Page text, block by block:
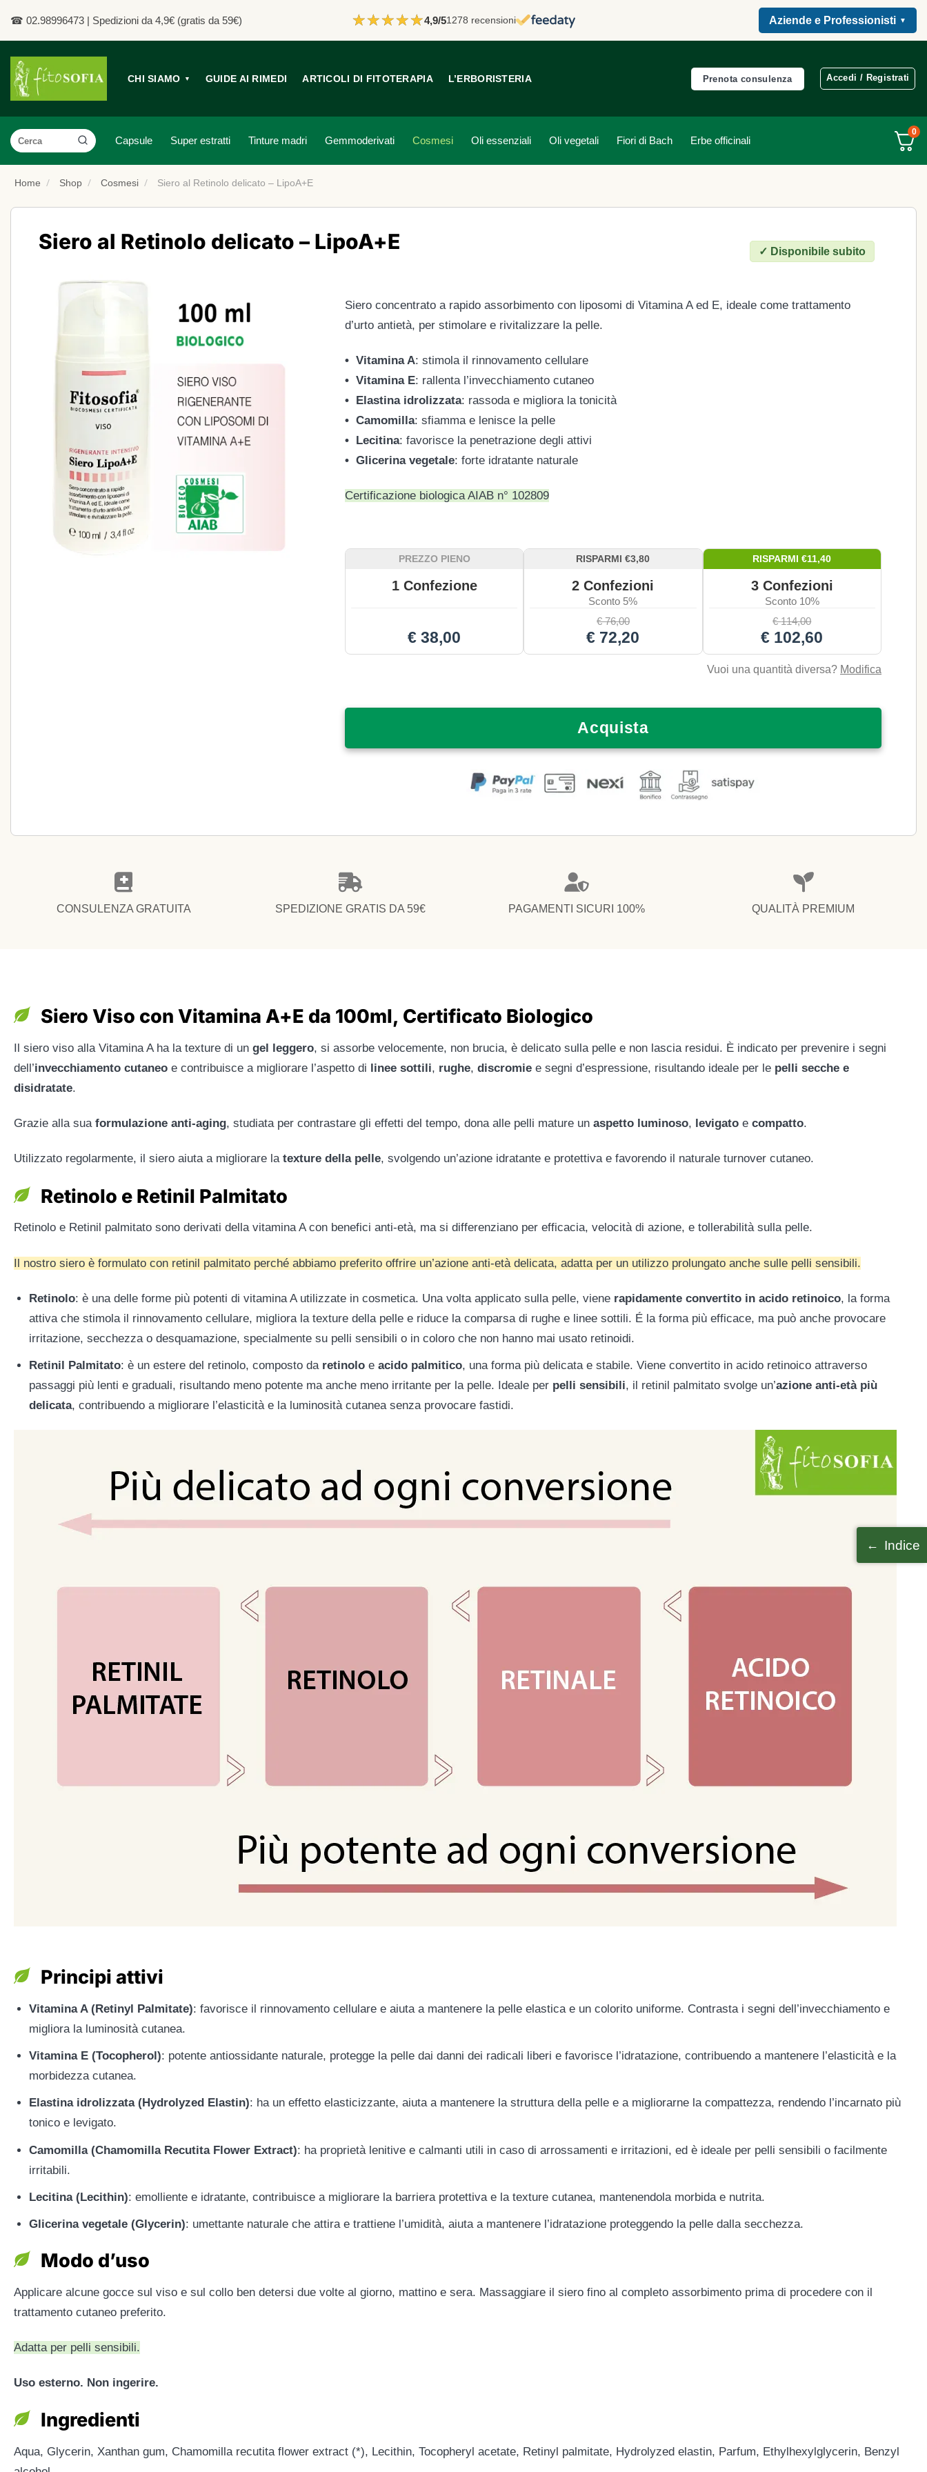
☎ 02.98996473 | Spedizioni da 4,9€ (gratis da 59€) ★★★★★
★★★★★4,9/51278 recensioni Aziende e Professionisti ▼
CHI SIAMO ▼ GUIDE AI RIMEDI ARTICOLI DI FITOTERAPIA L’ERBORISTERIA Prenota consulenza Accedi / Registrati
Cerca: Capsule Super estratti Tinture madri Gemmoderivati Cosmesi Oli essenziali Oli vegetali Fiori di Bach Erbe officinali
0
Home Shop Cosmesi Siero al Retinolo delicato – LipoA+E
Siero al Retinolo delicato – LipoA+E ✓ Disponibile subito
Siero concentrato a rapido assorbimento con liposomi di Vitamina A ed E, ideale come trattamento
d’urto antietà, per stimolare e rivitalizzare la pelle.
• Vitamina A: stimola il rinnovamento cellulare
• Vitamina E: rallenta l’invecchiamento cutaneo
• Elastina idrolizzata: rassoda e migliora la tonicità
• Camomilla: sfiamma e lenisce la pelle
• Lecitina: favorisce la penetrazione degli attivi
• Glicerina vegetale: forte idratante naturale
Certificazione biologica AIAB n° 102809
PREZZO PIENO
1Confezione
€38,00
RISPARMI €3,80
2 Confezioni
Sconto 5%
€76,00
€ 72,20
RISPARMI €11,40
3Confezioni
Sconto 10%
€114,00
€ 102,60
Vuoi una quantità diversa? Modifica
Acquista
CONSULENZA GRATUITA SPEDIZIONE GRATIS DA 59€ PAGAMENTI SICURI 100% QUALITÀ PREMIUM
Siero Viso con Vitamina A+E da 100ml, Certificato Biologico
Il siero viso alla Vitamina A ha la texture di un gel leggero, si assorbe velocemente, non brucia, è delicato sulla pelle e non lascia residui. È indicato per prevenire i segni
dell’invecchiamento cutaneo e contribuisce a migliorare l’aspetto di linee sottili, rughe, discromie e segni d’espressione, risultando ideale per le pelli secche e
disidratate.
Grazie alla sua formulazione anti-aging, studiata per contrastare gli effetti del tempo, dona alle pelli mature un aspetto luminoso, levigato e compatto.
Utilizzato regolarmente, il siero aiuta a migliorare la texture della pelle, svolgendo un’azione idratante e protettiva e favorendo il naturale turnover cutaneo.
Retinolo e Retinil Palmitato
Retinolo e Retinil palmitato sono derivati della vitamina A con benefici anti-età, ma si differenziano per efficacia, velocità di azione, e tollerabilità sulla pelle.
Il nostro siero è formulato con retinil palmitato perché abbiamo preferito offrire un’azione anti-età delicata, adatta per un utilizzo prolungato anche sulle pelli sensibili.
Retinolo: è una delle forme più potenti di vitamina A utilizzate in cosmetica. Una volta applicato sulla pelle, viene rapidamente convertito in acido retinoico, la forma
attiva che stimola il rinnovamento cellulare, migliora la texture della pelle e riduce la comparsa di rughe e linee sottili. É la forma più efficace, ma può anche provocare
irritazione, secchezza o desquamazione, specialmente su pelli sensibili o in coloro che non hanno mai usato retinoidi.
Retinil Palmitato: è un estere del retinolo, composto da retinolo eacido palmitico, una forma più delicata e stabile. Viene convertito in acido retinoico attraverso
passaggi più lenti e graduali, risultando meno potente ma anche meno irritante per la pelle. Ideale per pelli sensibili, il retinil palmitato svolge un’azione anti-età più
delicata, contribuendo a migliorare l’elasticità e la luminosità cutanea senza provocare fastidi.
Principi attivi
Vitamina A (Retinyl Palmitate): favorisce il rinnovamento cellulare e aiuta a mantenere la pelle elastica e un colorito uniforme. Contrasta i segni dell’invecchiamento e
migliora la luminosità cutanea.
Vitamina E (Tocopherol): potente antiossidante naturale, protegge la pelle dai danni dei radicali liberi e favorisce l’idratazione, contribuendo a mantenere l’elasticità e la
morbidezza cutanea.
Elastina idrolizzata (Hydrolyzed Elastin): ha un effetto elasticizzante, aiuta a mantenere la struttura della pelle e a migliorarne la compattezza, rendendo l’incarnato più
tonico e levigato.
Camomilla (Chamomilla Recutita Flower Extract): ha proprietà lenitive e calmanti utili in caso di arrossamenti e irritazioni, ed è ideale per pelli sensibili o facilmente
irritabili.
Lecitina (Lecithin): emolliente e idratante, contribuisce a migliorare la barriera protettiva e la texture cutanea, mantenendola morbida e nutrita.
Glicerina vegetale (Glycerin): umettante naturale che attira e trattiene l’umidità, aiuta a mantenere l’idratazione proteggendo la pelle dalla secchezza.
Modo d’uso
Applicare alcune gocce sul viso e sul collo ben detersi due volte al giorno, mattino e sera. Massaggiare il siero fino al completo assorbimento prima di procedere con il
trattamento cutaneo preferito.
Adatta per pelli sensibili.
Uso esterno. Non ingerire.
Ingredienti
Aqua, Glycerin, Xanthan gum, Chamomilla recutita flower extract (*), Lecithin, Tocopheryl acetate, Retinyl palmitate, Hydrolyzed elastin, Parfum, Ethylhexylglycerin, Benzyl
← Indice